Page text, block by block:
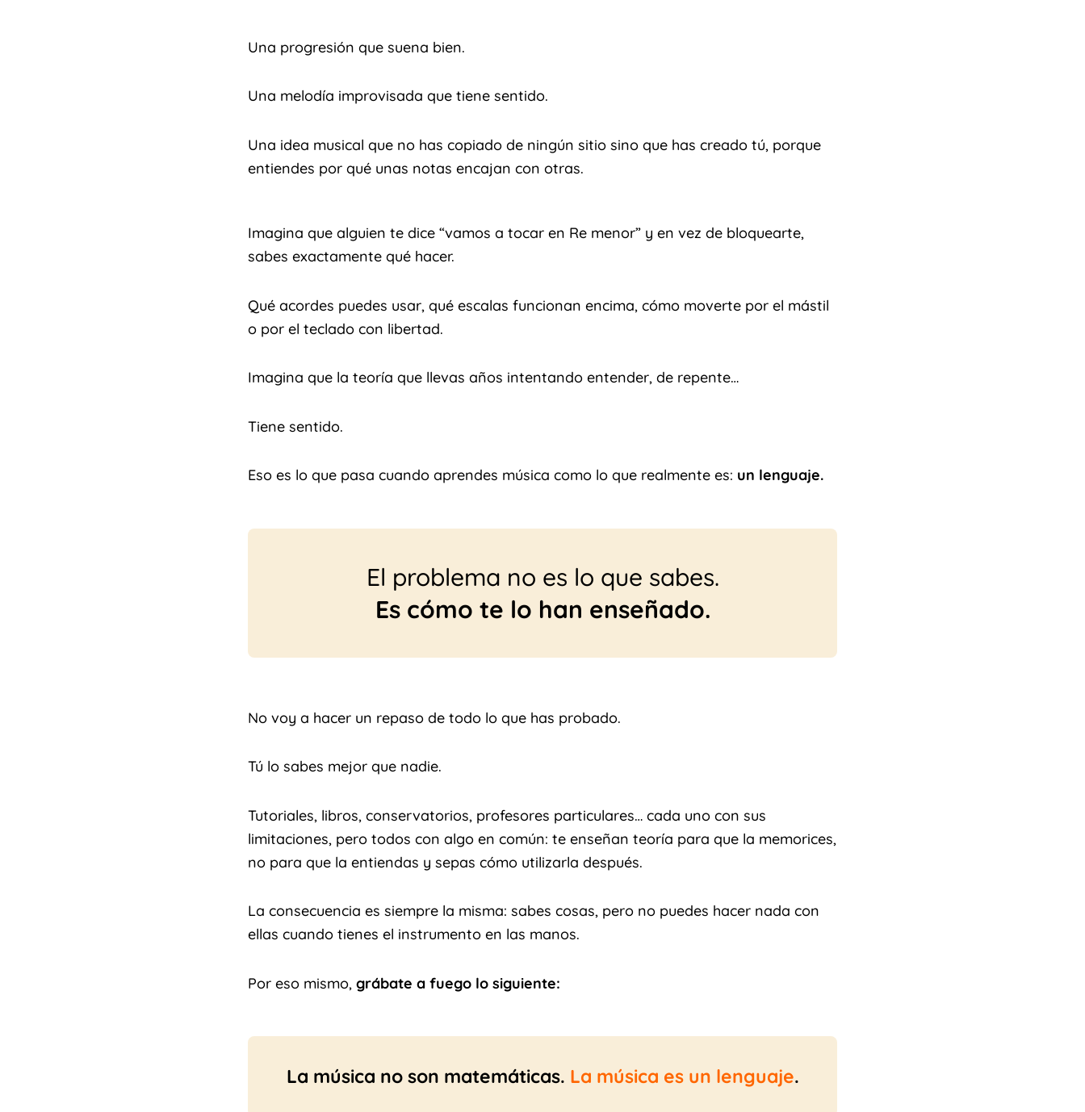
Una progresión que suena bien.
Una melodía improvisada que tiene sentido.
Una idea musical que no has copiado de ningún sitio sino que has creado tú, porque
entiendes por qué unas notas encajan con otras.
Imagina que alguien te dice “vamos a tocar en Re menor” y en vez de bloquearte,
sabes exactamente qué hacer.
Qué acordes puedes usar, qué escalas funcionan encima, cómo moverte por el mástil
o por el teclado con libertad.
Imagina que la teoría que llevas años intentando entender, de repente…
Tiene sentido.
Eso es lo que pasa cuando aprendes música como lo que realmente es: un lenguaje.
El problema no es lo que sabes.
Es cómo te lo han enseñado.
No voy a hacer un repaso de todo lo que has probado.
Tú lo sabes mejor que nadie.
Tutoriales, libros, conservatorios, profesores particulares… cada uno con sus
limitaciones, pero todos con algo en común: te enseñan teoría para que la memorices,
no para que la entiendas y sepas cómo utilizarla después.
La consecuencia es siempre la misma: sabes cosas, pero no puedes hacer nada con
ellas cuando tienes el instrumento en las manos.
Por eso mismo, grábate a fuego lo siguiente:
La música no son matemáticas. La música es un lenguaje.